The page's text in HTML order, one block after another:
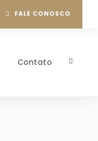
FALE CONOSCO
Contato